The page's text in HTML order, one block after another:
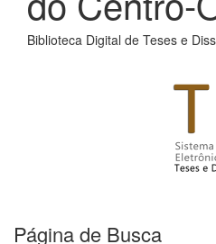
Biblioteca Digital de Teses e
Página de Busca